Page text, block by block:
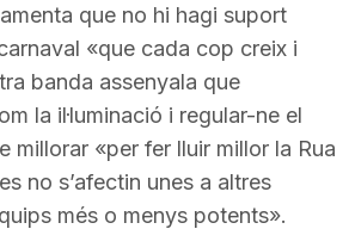
que no hi hagi suport
«que cada cop creix i
banda assenyala que
la il·luminació i regular-ne el
millorar «per fer lluir millor la Rua
no s’afectin unes a altres
més o menys potents».